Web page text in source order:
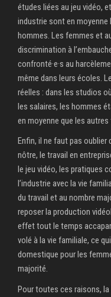
études liées au jeu vidéo,
industrie sont en moyenne
hommes. Les femmes et
discrimination à
confronté·e·s au
même dans leurs écoles.
réelles : dans les studios
les salaires, les hommes
en moyenne que les autres
Enfin, il ne faut pas oublier
nôtre, le travail en
le jeu vidéo, les pratiques
l’industrie avec la vie
du travail et au nombre
reposer la production
effet tout le temps
volé à la vie familiale, ce
domestique pour les
majorité.
Pour toutes ces raisons,